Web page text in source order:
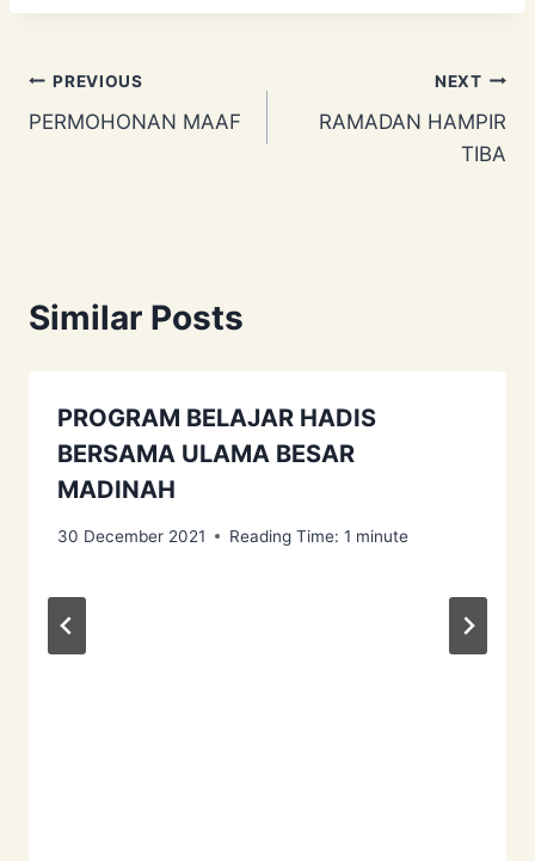
Post
navigation
PREVIOUS
PERMOHONAN MAAF
NEXT
RAMADAN HAMPIR
TIBA
Similar Posts
PROGRAM BELAJAR HADIS
BERSAMA ULAMA BESAR
MADINAH
30 December 2021 Reading Time: 1 minute